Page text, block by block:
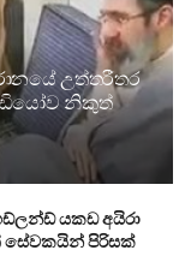
උත්තරීතර
නිකුත්
යකඩ අයිරා
සේවකයින් පිරිසක්